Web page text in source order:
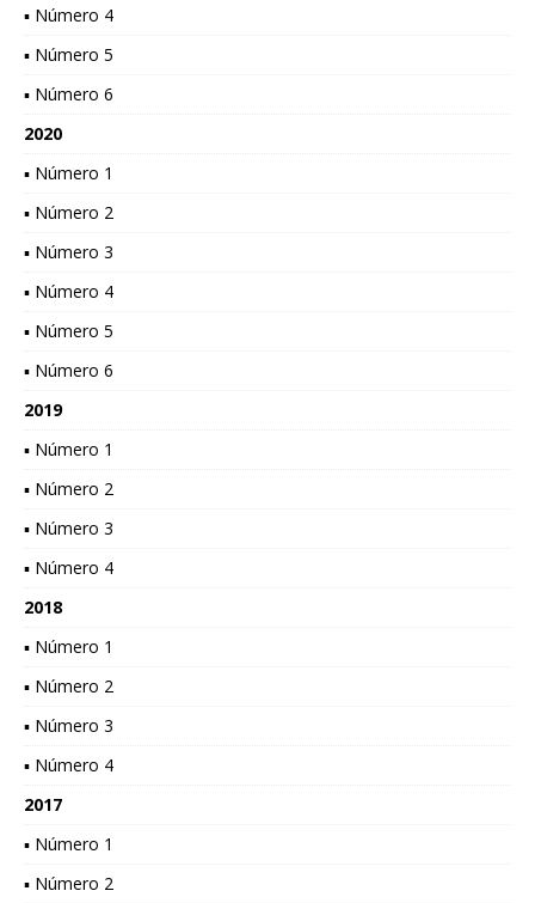
▪ Número 4
▪ Número 5
▪ Número 6
2020
▪ Número 1
▪ Número 2
▪ Número 3
▪ Número 4
▪ Número 5
▪ Número 6
2019
▪ Número 1
▪ Número 2
▪ Número 3
▪ Número 4
2018
▪ Número 1
▪ Número 2
▪ Número 3
▪ Número 4
2017
▪ Número 1
▪ Número 2